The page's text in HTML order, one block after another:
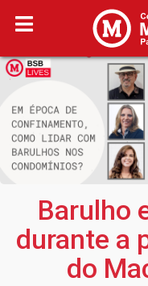
Barulho
durante a
do